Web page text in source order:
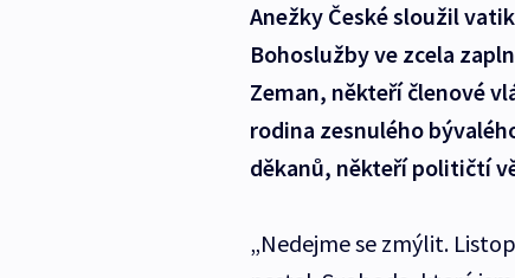
Anežky České sloužil
Bohoslužby ve zcela
Zeman, někteří členové
rodina zesnulého
děkanů, někteří političtí
„Nedejme se zmýlit.